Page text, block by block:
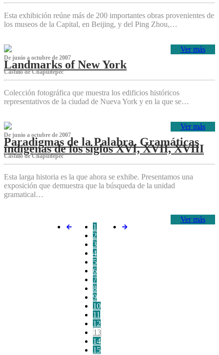
Esta exhibición reúne más de 200 importantes obras provenientes de
los museos de la Capital, en Beijing, y del Ping Zhou,…
Ver más
De junio a octubre de 2007
Landmarks of New York
Castillo de Chapultepec
Colección fotográfica que muestra los edificios históricos
representativos de la ciudad de Nueva York y en la que se…
Ver más
De junio a octubre de 2007
Paradigmas de la Palabra. Gramáticas
indígenas de los siglos XVI, XVII, XVIII
Castillo de Chapultepec
Esta larga historia es la que ahora se exhibe. Presentamos una
exposición que demuestra que la búsqueda de la unidad
gramatical…
Ver más
1
2
3
4
5
6
7
8
9
10
11
12
13
14
15